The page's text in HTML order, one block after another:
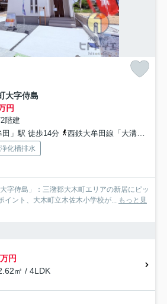
大字侍島
円
階建
」駅 徒歩14分
西鉄大牟田線「大溝」駅 徒歩30分
浄化槽排水
字侍島」：三潴郡大木町エリアの新居にピッ
イント、大木町立木佐木小学校が... もっと見
円
㎡ / 4LDK